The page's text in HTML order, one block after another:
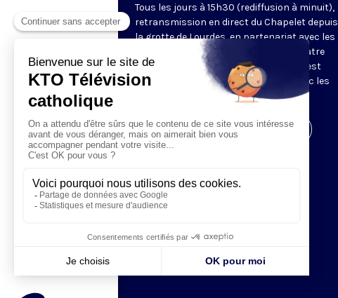
Tous les jours à 15h30 (rediffusion à minuit),
retransmission en direct du Chapelet depuis
la grotte de Lourdes, en partenariat avec les
Sanctuaires. Chaque jour, l'une des quatre
méditations des mystères du Rosaire est
proposée en communion de prière avec les
Visiter la page de l'émission